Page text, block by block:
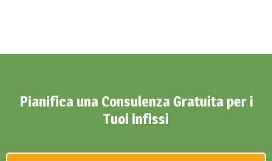
Pianifica una Consulenza Gratuita per i
Tuoi infissi